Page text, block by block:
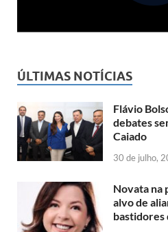
ÚLTIMAS NOTÍCIAS
Flávio
debates
Caiado
30 de julho,
Novata na
alvo de
bastidores